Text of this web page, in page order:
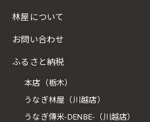
林屋について
お問い合わせ
ふるさと納税
本店（栃木）
うなぎ林屋（川越店）
うなぎ傳米-DENBE-（川越店）